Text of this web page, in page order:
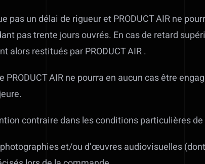
pas un délai de rigueur et PRODUCT AIR ne
pas trente jours ouvrés. En cas de retard
alors restitués par PRODUCT AIR .
PRODUCT AIR ne pourra en aucun cas être
contraire dans les conditions particulières
et/ou d’œuvres audiovisuelles